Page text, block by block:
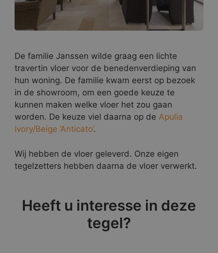
De familie Janssen wilde graag een lichte
travertin vloer voor de benedenverdieping van
hun woning. De familie kwam eerst op bezoek
in de showroom, om een goede keuze te
kunnen maken welke vloer het zou gaan
worden. De keuze viel daarna op de Apulia
Ivory/Beige ‘Anticato’.
Wij hebben de vloer geleverd. Onze eigen
tegelzetters hebben daarna de vloer verwerkt.
Heeft u interesse in deze
tegel?